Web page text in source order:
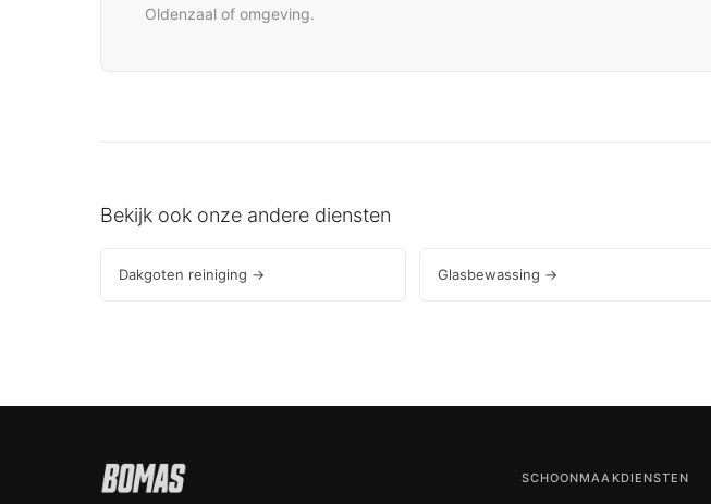
Oldenzaal of omgeving.
Bekijk ook onze andere diensten
Dakgoten reiniging → Glasbewassing →
SCHOONMAAKDIENSTEN